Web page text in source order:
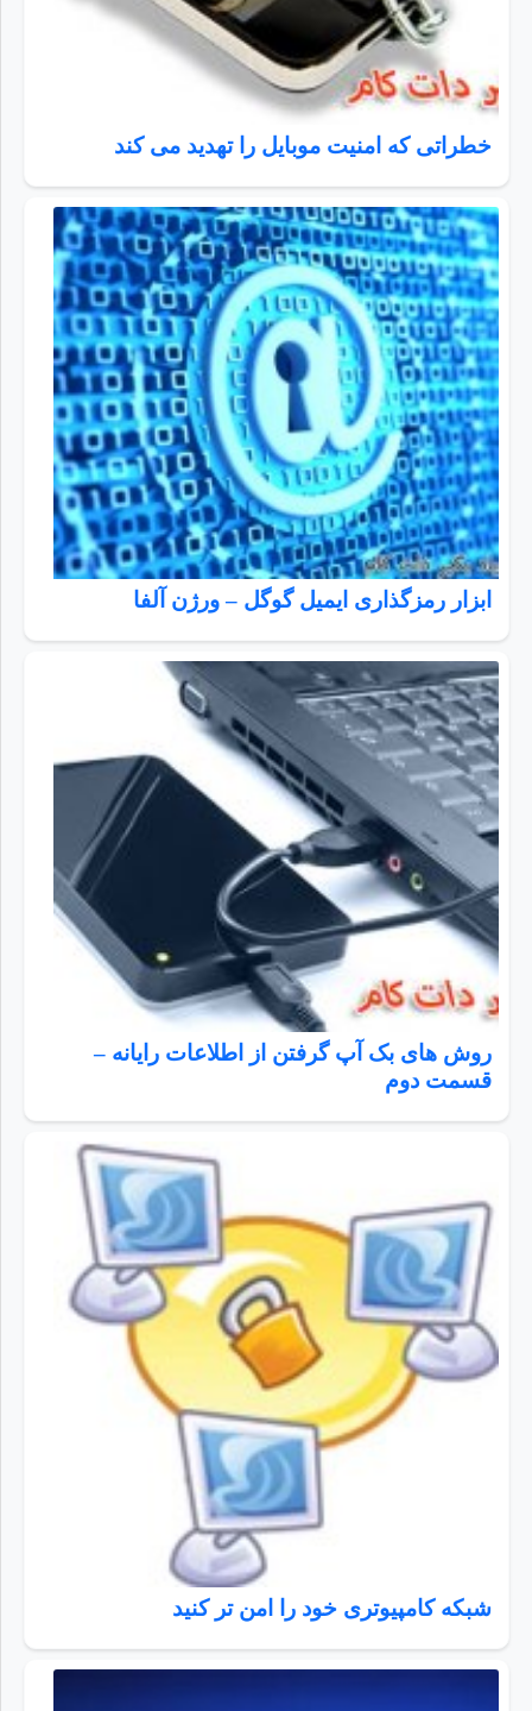
خطراتی که امنیت موبایل را تهدید می کند
ابزار رمزگذاری ایمیل گوگل – ورژن آلفا
روش های بک آپ گرفتن از اطلاعات رایانه –
قسمت دوم
شبکه کامپیوتری خود را امن تر کنید